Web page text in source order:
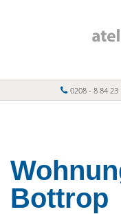
0208 - 8 84 23
Bottrop